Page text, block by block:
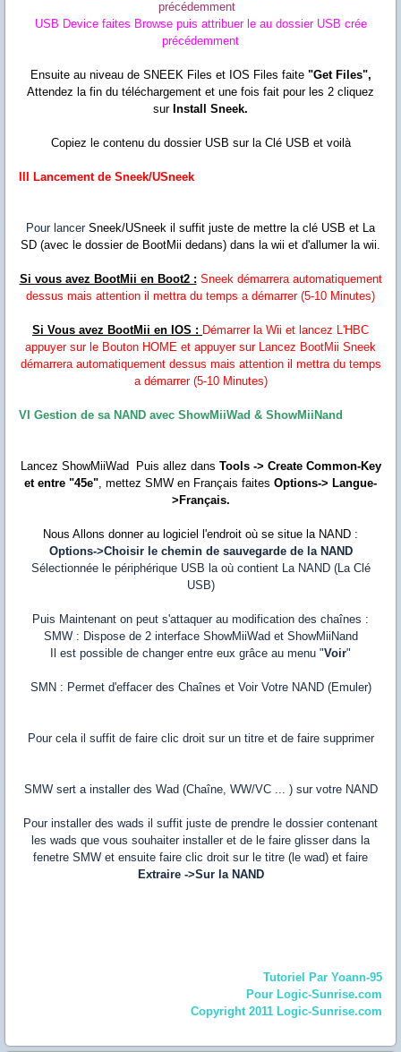
précédemment
USB Device faites Browse puis attribuer le au dossier USB crée
précédemment
Ensuite au niveau de SNEEK Files et IOS Files faite "Get Files",
Attendez la fin du téléchargement et une fois fait pour les 2 cliquez
sur Install Sneek.
Copiez le contenu du dossier USB sur la Clé USB et voilà
III Lancement de Sneek/USneek
Pour lancer Sneek/USneek il suffit juste de mettre la clé USB et La
SD (avec le dossier de BootMii dedans) dans la wii et d'allumer la wii.
Si vous avez BootMii en Boot2 : Sneek démarrera automatiquement
dessus mais attention il mettra du temps a démarrer (5-10 Minutes)
Si Vous avez BootMii en IOS : Démarrer la Wii et lancez L'HBC
appuyer sur le Bouton HOME et appuyer sur Lancez BootMii Sneek
démarrera automatiquement dessus mais attention il mettra du temps
a démarrer (5-10 Minutes)
VI Gestion de sa NAND avec ShowMiiWad & ShowMiiNand
Lancez ShowMiiWad Puis allez dans Tools -> Create Common-Key
et entre "45e", mettez SMW en Français faites Options-> Langue-
>Français.
Nous Allons donner au logiciel l'endroit où se situe la NAND :
Options->Choisir le chemin de sauvegarde de la NAND
Sélectionnée le périphérique USB la où contient La NAND (La Clé
USB)
Puis Maintenant on peut s'attaquer au modification des chaînes :
SMW : Dispose de 2 interface ShowMiiWad et ShowMiiNand
Il est possible de changer entre eux grâce au menu "Voir"
SMN : Permet d'effacer des Chaînes et Voir Votre NAND (Emuler)
Pour cela il suffit de faire clic droit sur un titre et de faire supprimer
SMW sert a installer des Wad (Chaîne, WW/VC ... ) sur votre NAND
Pour installer des wads il suffit juste de prendre le dossier contenant
les wads que vous souhaiter installer et de le faire glisser dans la
fenetre SMW et ensuite faire clic droit sur le titre (le wad) et faire
Extraire ->Sur la NAND
Tutoriel Par Yoann-95
Pour Logic-Sunrise.com
Copyright 2011 Logic-Sunrise.com